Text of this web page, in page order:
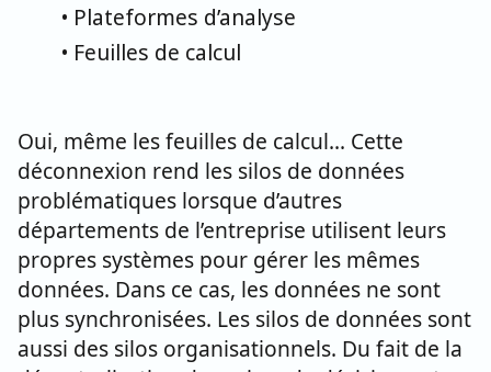
• Plateformes d’analyse
• Feuilles de calcul
Oui, même les feuilles de calcul... Cette
déconnexion rend les silos de données
problématiques lorsque d’autres
départements de l’entreprise utilisent leurs
propres systèmes pour gérer les mêmes
données. Dans ce cas, les données ne sont
plus synchronisées. Les silos de données sont
aussi des silos organisationnels. Du fait de la